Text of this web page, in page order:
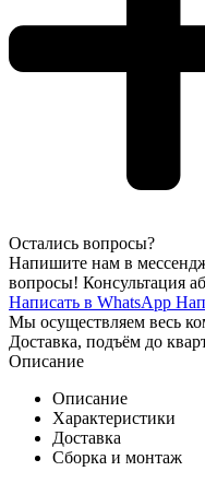
Остались вопросы?
Напишите нам в
вопросы! Консультация
Написать в WhatsApp
Мы осуществляем весь
Доставка, подъём до
Описание
Описание
Характеристики
Доставка
Сборка и монтаж